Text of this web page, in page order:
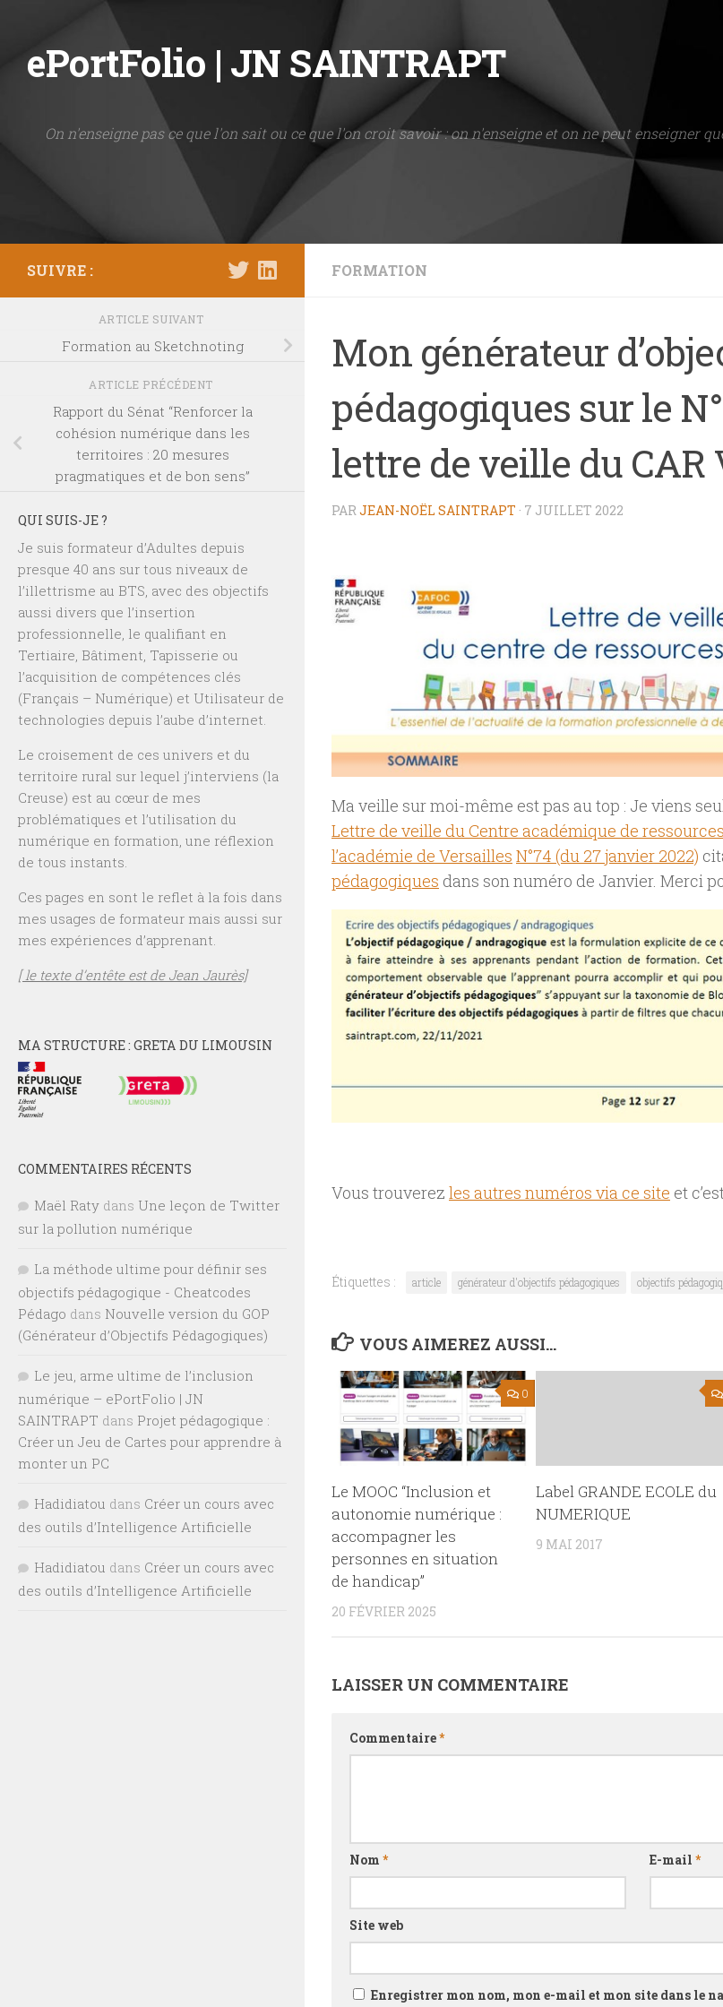
Skip to content
ePortFolio | JN SAINTRAPT
On n'enseigne pas ce que l'on sait ou ce que l'on croit savoir : on n'enseigne et on ne peut enseigner
FORMATION
Mon générateur
pédagogiques sur le
lettre de veille du CAR
PARJEAN-NOËL SAINTRAPT · 7 JUILLET 2022
Ma veille sur moi-même est pas au top : Je viens
Lettre de veille du Centre académique de ressources
l’académie de Versailles N°74 (du 27 janvier 2022)
pédagogiques dans son numéro de Janvier. Merci
Vous trouverez les autres numéros via ce site et
Étiquettes : article générateur d'objectifs pédagogiques objectifs
VOUS AIMEREZ AUSSI...
0
Le MOOC “Inclusion et
autonomie numérique :
accompagner les
personnes en situation
de handicap”
20 FÉVRIER 2025
Label GRANDE ECOLE du
NUMERIQUE
9 MAI 2017
LAISSER UN COMMENTAIRE
Commentaire*
Nom * E-mail *
Site web
Enregistrer mon nom, mon e-mail et mon site dans le
SUIVRE :
ARTICLE SUIVANT
Formation au Sketchnoting
ARTICLE PRÉCÉDENT
Rapport du Sénat “Renforcer la
cohésion numérique dans les
territoires : 20 mesures
pragmatiques et de bon sens”
QUI SUIS-JE ?
Je suis formateur d’Adultes depuis
presque 40 ans sur tous niveaux de
l’illettrisme au BTS, avec des objectifs
aussi divers que l’insertion
professionnelle, le qualifiant en
Tertiaire, Bâtiment, Tapisserie ou
l’acquisition de compétences clés
(Français – Numérique) et Utilisateur de
technologies depuis l’aube d’internet.
Le croisement de ces univers et du
territoire rural sur lequel j’interviens (la
Creuse) est au cœur de mes
problématiques et l’utilisation du
numérique en formation, une réflexion
de tous instants.
Ces pages en sont le reflet à la fois dans
mes usages de formateur mais aussi sur
mes expériences d’apprenant.
[ le texte d’entête est de Jean Jaurès]
MA STRUCTURE : GRETA DU LIMOUSIN
COMMENTAIRES RÉCENTS
Maël Raty dans Une leçon de Twitter
sur la pollution numérique
La méthode ultime pour définir ses
objectifs pédagogique - Cheatcodes
Pédago dans Nouvelle version du GOP
(Générateur d’Objectifs Pédagogiques)
Le jeu, arme ultime de l’inclusion
numérique – ePortFolio | JN
SAINTRAPT dans Projet pédagogique :
Créer un Jeu de Cartes pour apprendre à
monter un PC
Hadidiatou dans Créer un cours avec
des outils d’Intelligence Artificielle
Hadidiatou dans Créer un cours avec
des outils d’Intelligence Artificielle